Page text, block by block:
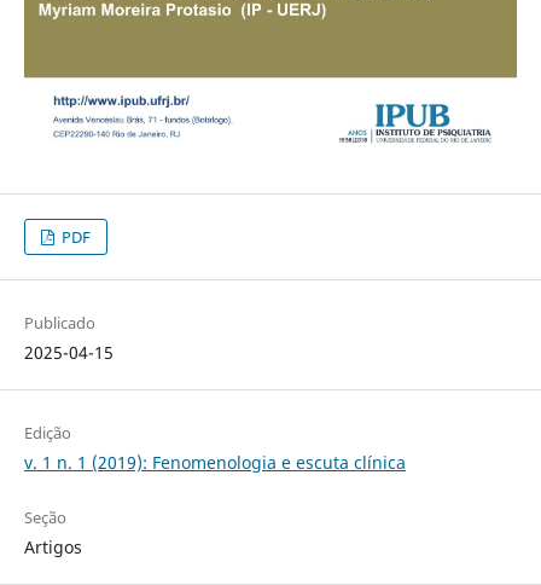
PDF
Publicado
2025-04-15
Edição
v. 1 n. 1 (2019): Fenomenologia e escuta clínica
Seção
Artigos